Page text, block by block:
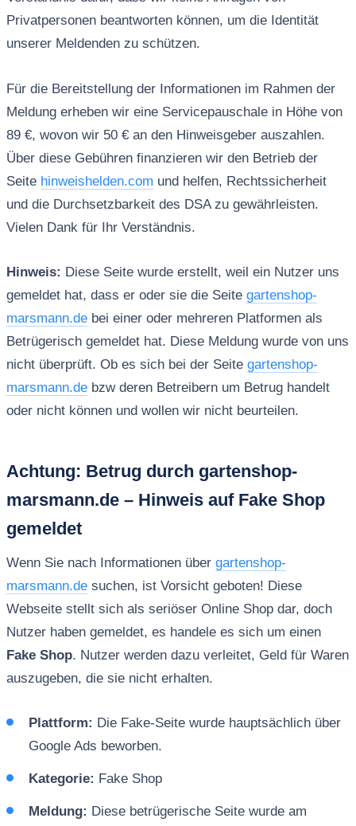
Privatpersonen beantworten können, um die Identität
unserer Meldenden zu schützen.
Für die Bereitstellung der Informationen im Rahmen der
Meldung erheben wir eine Servicepauschale in Höhe von
89 €, wovon wir 50 € an den Hinweisgeber auszahlen.
Über diese Gebühren finanzieren wir den Betrieb der
Seite hinweishelden.com und helfen, Rechtssicherheit
und die Durchsetzbarkeit des DSA zu gewährleisten.
Vielen Dank für Ihr Verständnis.
Hinweis: Diese Seite wurde erstellt, weil ein Nutzer uns
gemeldet hat, dass er oder sie die Seite gartenshop-
marsmann.debei einer oder mehreren Platformen als
Betrügerisch gemeldet hat. Diese Meldung wurde von uns
nicht überprüft. Ob es sich bei der Seite gartenshop-
marsmann.debzw deren Betreibern um Betrug handelt
oder nicht können und wollen wir nicht beurteilen.
Achtung: Betrug durch gartenshop-
marsmann.de – Hinweis auf Fake Shop
gemeldet
Wenn Sie nach Informationen über gartenshop-
marsmann.desuchen, ist Vorsicht geboten! Diese
Webseite stellt sich als seriöser Online Shop dar, doch
Nutzer haben gemeldet, es handele es sich um einen
Fake Shop. Nutzer werden dazu verleitet, Geld für Waren
auszugeben, die sie nicht erhalten.
Plattform: Die Fake-Seite wurde hauptsächlich über
Google Ads beworben.
Kategorie: Fake Shop
Meldung: Diese betrügerische Seite wurde am